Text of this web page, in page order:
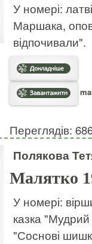
У номері:
Маршака,
відпочивали".
Переглядів:
Полякова
Малятко
У номері:
казка
"Соснові